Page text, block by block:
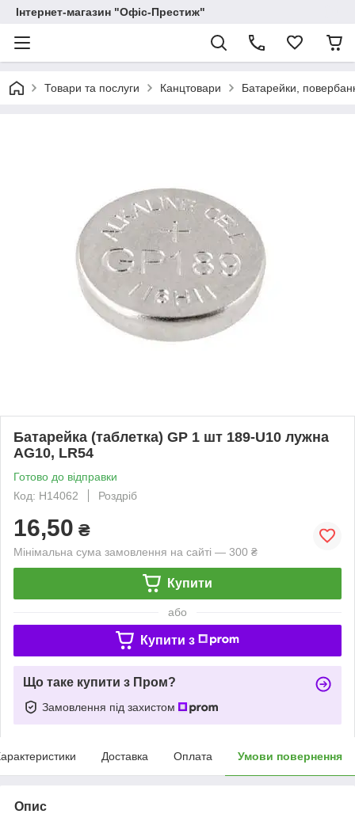
Інтернет-магазин "Офіс-Престиж"
Товари та послуги Канцтовари Батарейки,
Батарейка (таблетка) GP 1 шт 189-U10 лужна
AG10, LR54
Готово до відправки
Код: H14062
Роздріб
16,50 ₴
Мінімальна сума замовлення на сайті — 300 ₴
Купити
або
Купити з
Що таке купити з Пром?
Замовлення під захистом
Доставка Оплата Умови повернення
Опис